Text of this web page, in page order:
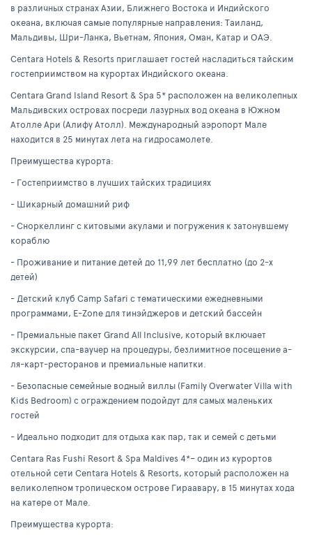
в различных странах Азии, Ближнего Востока и Индийского
океана, включая самые популярные направления: Таиланд,
Мальдивы, Шри-Ланка, Вьетнам, Япония, Оман, Катар и ОАЭ.
Centara Hotels & Resorts приглашает гостей насладиться тайским
гостеприимством на курортах Индийского океана.
Centara Grand Island Resort & Spa 5* расположен на великолепных
Мальдивских островах посреди лазурных вод океана в Южном
Атолле Ари (Алифу Атолл). Международный аэропорт Мале
находится в 25 минутах лета на гидросамолете.
Преимущества курорта:
- Гостеприимство в лучших тайских традициях
- Шикарный домашний риф
- Сноркеллинг с китовыми акулами и погружения к затонувшему
кораблю
- Проживание и питание детей до 11,99 лет бесплатно (до 2-х
детей)
- Детский клуб Camp Safari c тематическими ежедневными
программами, E-Zone для тинэйджеров и детский бассейн
- Премиальные пакет Grand All Inclusive, который включает
экскурсии, спа-ваучер на процедуры, безлимитное посещение а-
ля-карт-ресторанов и премиальные напитки.
- Безопасные семейные водный виллы (Family Overwater Villa with
Kids Bedroom) с ограждением подойдут для самых маленьких
гостей
- Идеально подходит для отдыха как пар, так и семей с детьми
Centara Ras Fushi Resort & Spa Maldives 4*– один из курортов
отельной сети Centara Hotels & Resorts, который расположен на
великолепном тропическом острове Гираавару, в 15 минутах хода
на катере от Мале.
Преимущества курорта: